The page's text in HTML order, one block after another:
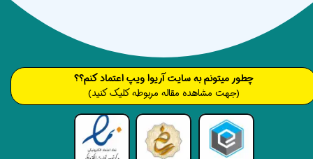
​​​چطور میتونم به سایت آریوا ویپ اعتماد کنم؟؟
(جهت مشاهده مقاله مربوطه کلیک کنید)